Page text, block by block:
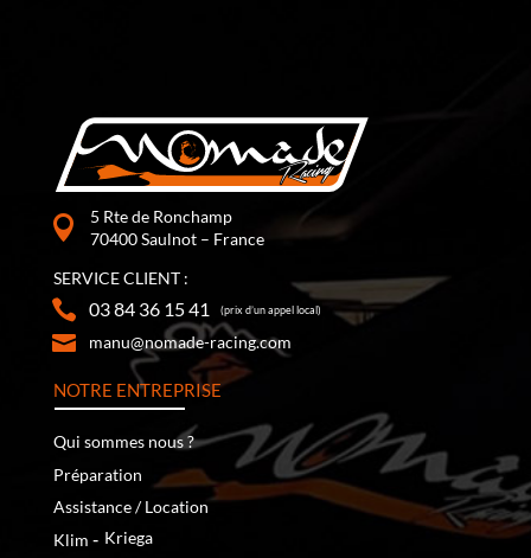
5 Rte de Ronchamp
70400 Saulnot – France
SERVICE CLIENT :
03 84 36 15 41 (prix d’un appel local)
manu@nomade-racing.com
NOTRE ENTREPRISE
Qui sommes nous ?
Préparation
Assistance / Location
Klim ‐ Kriega